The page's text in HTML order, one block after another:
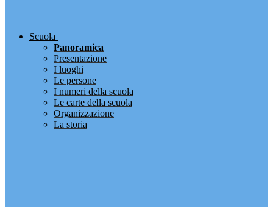
Scuola
Panoramica
Presentazione
I luoghi
Le persone
I numeri della scuola
Le carte della scuola
Organizzazione
La storia